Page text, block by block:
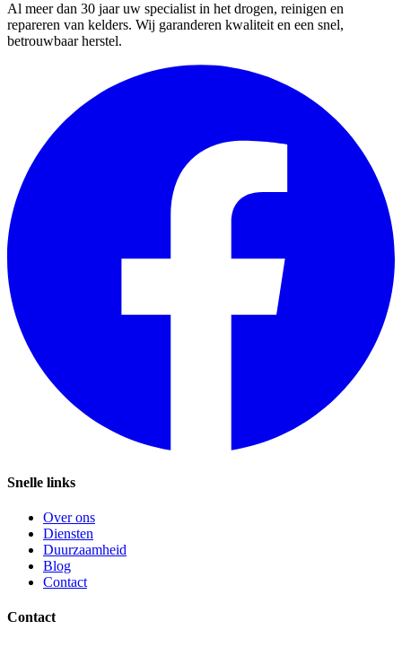
Al meer dan 30 jaar uw specialist in het drogen, reinigen en
repareren van kelders. Wij garanderen kwaliteit en een snel,
betrouwbaar herstel.
Snelle links
Over ons
Diensten
Duurzaamheid
Blog
Contact
Contact